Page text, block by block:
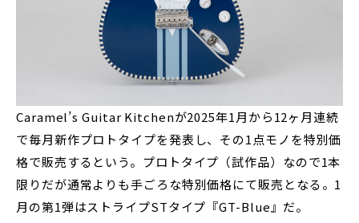
Caramel’s Guitar Kitchenが2025年1月から12ヶ月連続
で毎月新作プロトタイプを発表し、その1点モノを特別価
格で販売するという。プロトタイプ（試作品）なので1本
限りだが通常よりも手ごろな特別価格にて販売となる。1
月の第1弾はストライプSTタイプ『GT-Blue』だ。